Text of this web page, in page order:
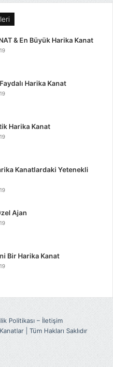
& En Büyük Harika Kanat
Harika Kanat
Harika Kanat
Kanatlardaki Yetenekli
Ajan
Bir Harika Kanat
Politikası – İletişim
| Tüm Hakları Saklıdır